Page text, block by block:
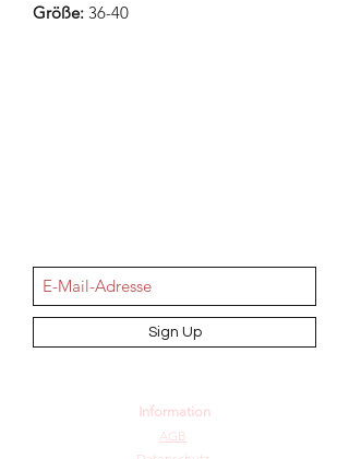
Größe: 36-40
Sign Up
Information
AGB